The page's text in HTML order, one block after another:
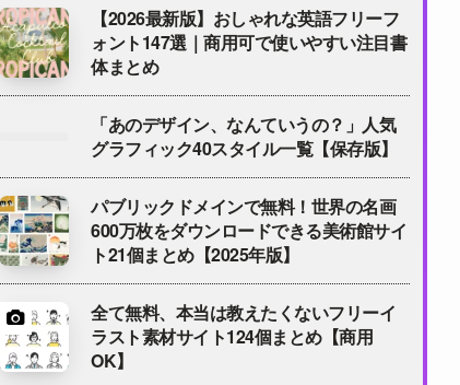
【2026最新版】おしゃれな英語フリーフ
ォント147選｜商用可で使いやすい注目書
体まとめ
「あのデザイン、なんていうの？」人気
グラフィック40スタイル一覧【保存版】
パブリックドメインで無料！世界の名画
600万枚をダウンロードできる美術館サイ
ト21個まとめ【2025年版】
全て無料、本当は教えたくないフリーイ
ラスト素材サイト124個まとめ【商用
OK】